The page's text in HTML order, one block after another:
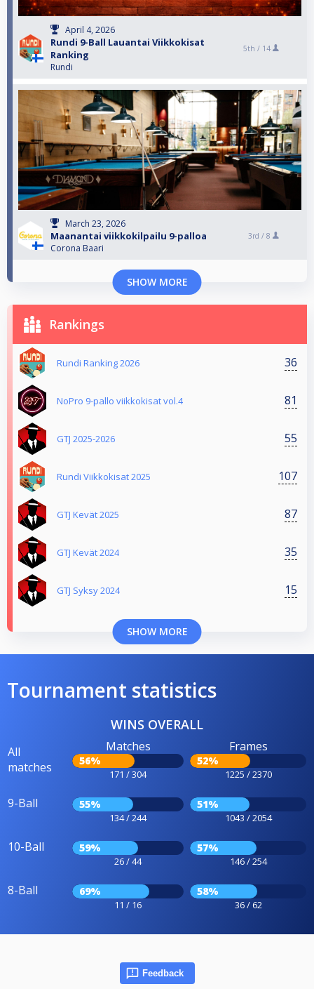
April 4, 2026
Rundi 9-Ball Lauantai Viikkokisat
Ranking
Rundi
5th / 14
March 23, 2026
Maanantai viikkokilpailu 9-palloa
Corona Baari
3rd / 8
SHOW MORE
Rankings
Rundi Ranking 2026 36
NoPro 9-pallo viikkokisat vol.4 81
GTJ 2025-2026 55
Rundi Viikkokisat 2025 107
GTJ Kevät 2025 87
GTJ Kevät 2024 35
GTJ Syksy 2024 15
SHOW MORE
Tournament statistics
WINS OVERALL
All
matches
Matches
56%
171 / 304
Frames
52%
1225 / 2370
9-Ball 55%
134 / 244
51%
1043 / 2054
10-Ball 59%
26 / 44
57%
146 / 254
8-Ball 69%
11 / 16
58%
36 / 62
Feedback